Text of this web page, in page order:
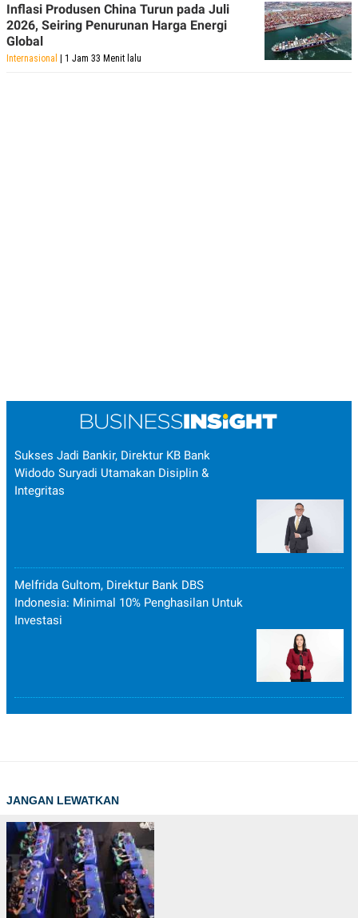
Inflasi Produsen China Turun pada Juli
2026, Seiring Penurunan Harga Energi
Global
Internasional | 1 Jam 33 Menit lalu
Sukses Jadi Bankir, Direktur KB Bank
Widodo Suryadi Utamakan Disiplin &
Integritas
Melfrida Gultom, Direktur Bank DBS
Indonesia: Minimal 10% Penghasilan Untuk
Investasi
JANGAN LEWATKAN